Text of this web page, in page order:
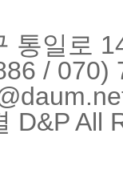
통일로
/
D&P All